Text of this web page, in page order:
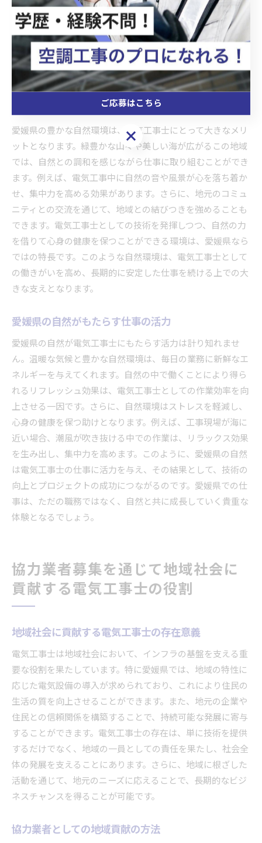
然は、電気工事士としてのスキルアップを図るための理想的
な環境を提供し、さらに地域社会とのつながりを深める機会
を与えてくれます。このような環境下で、電気工事士として
のキャリアを築くことは、安定した仕事と豊かな生活の両方
を手に入れることに繋がります。
自然環境と電気工事士の関係性
愛媛県の豊かな自然環境は、電気工事士にとって大きなメリ
ットとなります。緑豊かな山々や美しい海が広がるこの地域
では、自然との調和を感じながら仕事に取り組むことができ
ます。例えば、電気工事中に自然の音や風景が心を落ち着か
せ、集中力を高める効果があります。さらに、地元のコミュ
ニティとの交流を通じて、地域との結びつきを強めることも
できます。電気工事士としての技術を発揮しつつ、自然の力
を借りて心身の健康を保つことができる環境は、愛媛県なら
ではの特長です。このような自然環境は、電気工事士として
の働きがいを高め、長期的に安定した仕事を続ける上での大
きな支えとなります。
愛媛県の自然がもたらす仕事の活力
愛媛県の自然が電気工事士にもたらす活力は計り知れませ
ん。温暖な気候と豊かな自然環境は、毎日の業務に新鮮なエ
ネルギーを与えてくれます。自然の中で働くことにより得ら
れるリフレッシュ効果は、電気工事士としての作業効率を向
上させる一因です。さらに、自然環境はストレスを軽減し、
心身の健康を保つ助けとなります。例えば、工事現場が海に
近い場合、潮風が吹き抜ける中での作業は、リラックス効果
を生み出し、集中力を高めます。このように、愛媛県の自然
は電気工事士の仕事に活力を与え、その結果として、技術の
向上とプロジェクトの成功につながるのです。愛媛県での仕
事は、ただの職務ではなく、自然と共に成長していく貴重な
体験となるでしょう。
協力業者募集を通じて地域社会に
貢献する電気工事士の役割
地域社会に貢献する電気工事士の存在意義
電気工事士は地域社会において、インフラの基盤を支える重
要な役割を果たしています。特に愛媛県では、地域の特性に
応じた電気設備の導入が求められており、これにより住民の
生活の質を向上させることができます。また、地元の企業や
住民との信頼関係を構築することで、持続可能な発展に寄与
することができます。電気工事士の存在は、単に技術を提供
するだけでなく、地域の一員としての責任を果たし、社会全
体の発展を支えることにあります。さらに、地域に根ざした
活動を通じて、地元のニーズに応えることで、長期的なビジ
ネスチャンスを得ることが可能です。
協力業者としての地域貢献の方法
ご応募はこちら
ご応募はこちら